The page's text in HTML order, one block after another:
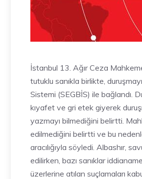
İstanbul 13. Ağır Ceza
tutuklu sanıkla birlikte,
Sistemi (SEGBİS) ile bağlandı.
kıyafet ve gri etek giyerek
yazmayı bilmediğini belirtti.
edilmediğini belirtti ve bu
aracılığıyla söyledi. Albashır,
edilirken, bazı sanıklar
üzerlerine atılan suçlamaları